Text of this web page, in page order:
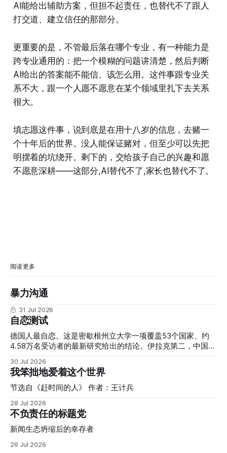
AI能给出辅助方案，但担不起责任，也替代不了跟人
打交道、建立信任的那部分。
更重要的是，不管最后落在哪个专业，有一种能力是
跨专业通用的：把一个模糊的问题讲清楚，然后判断
AI给出的答案能不能信、该怎么用。这件事跟专业关
系不大，跟一个人愿不愿意在某个领域里扎下去关系
很大。
填志愿这件事，说到底是在用十八岁的信息，去赌一
个十年后的世界。没人能保证赌对，但至少可以先把
明摆着的坑绕开。剩下的，交给孩子自己的兴趣和愿
不愿意深耕——这部分,AI替代不了,家长也替代不了。
阅读更多
暴力沟通
31 Jul 2026
自恋测试
德国人最自恋。这是密歇根州立大学一项覆盖53个国家、约
4.58万名受访者的最新研究给出的结论。伊拉克第二，中国第
表"的美国，只排在第16位。 我们习惯把"自恋"和美式个人主
义、社交媒体文化、真人秀明星联系在一起，但这份研究提醒
我们：这种联想本身，可能就是一种文化偏见的产物。 自恋
碍时，就已经是一种值得关注的心理问题。它的核心特征是过
度的自我夸大、强烈渴望他人赞美，以及缺乏同理心。而在表
面的优越感背后，往往隐藏着脆弱和对自我价值的不确定。
自恋的个体，但数据显示恰恰相反：塞内加尔、孟加拉、摩洛
30 Jul 2026
我笨拙地爱着这个世界
节选自《赶时间的人》 作者：王计兵
28 Jul 2026
不负责任的标题党
新闻生态坍缩后的幸存者
26 Jul 2026